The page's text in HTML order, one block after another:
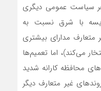
سیاست عمومی دیگری
با شرق نسبت به
مدارای بیشتری
می‌کند)، اما تعمیم‌ها
محافظه کارانه شدید
غیر متعارف دیگر